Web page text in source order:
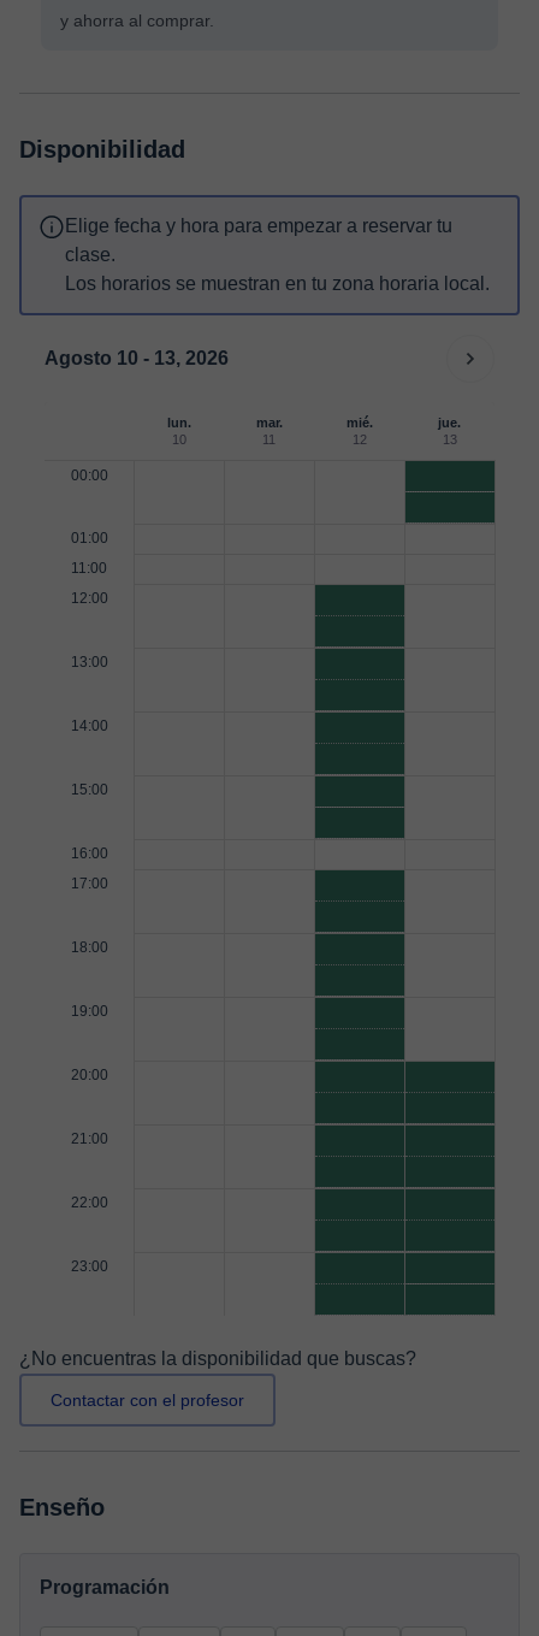
y ahorra al comprar.
Disponibilidad
Elige fecha y hora para empezar a reservar tu
clase.
Los horarios se muestran en tu zona horaria local.
Agosto 10 - 13, 2026
lun.
10
mar.
11
mié.
12
jue.
13
00:00
01:00
11:00
12:00
13:00
14:00
15:00
16:00
17:00
18:00
19:00
20:00
21:00
22:00
23:00
¿No encuentras la disponibilidad que buscas?
Contactar con el profesor
Enseño
Programación